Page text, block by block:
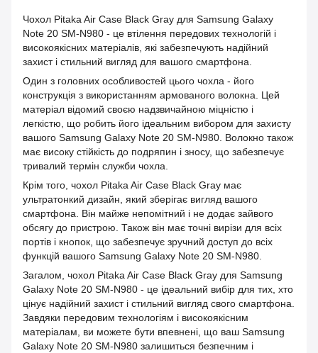
Чохол Pitaka Air Case Black Gray для Samsung Galaxy
Note 20 SM-N980 - це втілення передових технологій і
високоякісних матеріалів, які забезпечують надійний
захист і стильний вигляд для вашого смартфона.
Один з головних особливостей цього чохла - його
конструкція з використанням армованого волокна. Цей
матеріал відомий своєю надзвичайною міцністю і
легкістю, що робить його ідеальним вибором для захисту
вашого Samsung Galaxy Note 20 SM-N980. Волокно також
має високу стійкість до подряпин і зносу, що забезпечує
тривалий термін служби чохла.
Крім того, чохол Pitaka Air Case Black Gray має
ультратонкий дизайн, який зберігає вигляд вашого
смартфона. Він майже непомітний і не додає зайвого
обсягу до пристрою. Також він має точні вирізи для всіх
портів і кнопок, що забезпечує зручний доступ до всіх
функцій вашого Samsung Galaxy Note 20 SM-N980.
Загалом, чохол Pitaka Air Case Black Gray для Samsung
Galaxy Note 20 SM-N980 - це ідеальний вибір для тих, хто
цінує надійний захист і стильний вигляд свого смартфона.
Завдяки передовим технологіям і високоякісним
матеріалам, ви можете бути впевнені, що ваш Samsung
Galaxy Note 20 SM-N980 залишиться безпечним і